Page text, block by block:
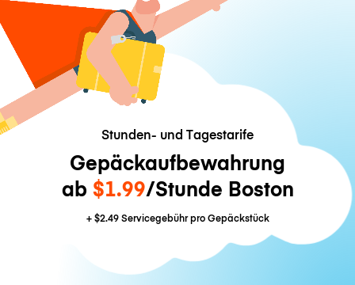
Stunden- und Tagestarife
Gepäckaufbewahrung
ab $1.99/Stunde Boston
+$2.49Servicegebühr pro Gepäckstück